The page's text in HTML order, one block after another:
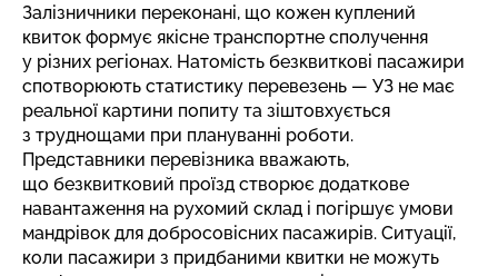
Залізничники переконані, що кожен куплений
квиток формує якісне транспортне сполучення
у різних регіонах. Натомість безквиткові пасажири
спотворюють статистику перевезень — УЗ не має
реальної картини попиту та зіштовхується
з труднощами при плануванні роботи.
Представники перевізника вважають,
що безквитковий проїзд створює додаткове
навантаження на рухомий склад і погіршує умови
мандрівок для добросовісних пасажирів. Ситуації,
коли пасажири з придбаними квитки не можуть